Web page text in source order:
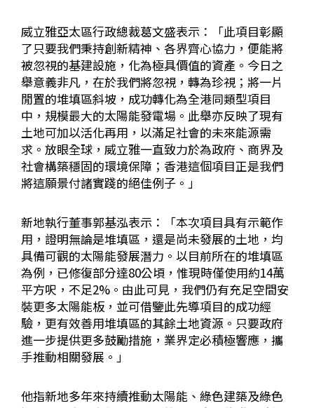
威立雅亞太區行政總裁葛文盛表示：「此項目彰顯
了只要我們秉持創新精神、各界齊心協力，便能將
被忽視的基建設施，化為極具價值的資產。今日之
舉意義非凡，在於我們將忽視，轉為珍視；將一片
閒置的堆填區斜坡，成功轉化為全港同類型項目
中，規模最大的太陽能發電場。此舉亦反映了現有
土地可加以活化再用，以滿足社會的未來能源需
求。放眼全球，威立雅一直致力於為政府、商界及
社會構築穩固的環境保障；香港這個項目正是我們
將這願景付諸實踐的絕佳例子。」
新地執行董事郭基泓表示：「本次項目具有示範作
用，證明無論是堆填區，還是尚未發展的土地，均
具備可觀的太陽能發展潛力。以目前所在的堆填區
為例，已修復部分達80公頃，惟現時僅使用約14萬
平方呎，不足2%。由此可見，我們仍有充足空間安
裝更多太陽能板，並可借鑒此先導項目的成功經
驗，更有效善用堆填區的其餘土地資源。只要政府
進一步提供更多鼓勵措施，業界定必積極響應，攜
手推動相關發展。」
他指新地多年來持續推動太陽能、綠色建築及綠色